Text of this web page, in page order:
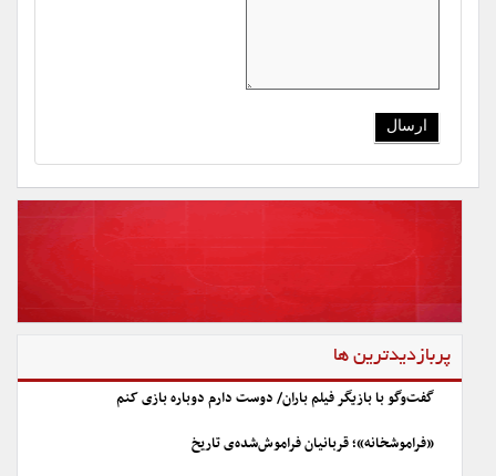
پربازدیدترین ها
گفت‌وگو با بازیگر فیلم باران/ دوست دارم دوباره بازی کنم
«فراموشخانه»؛ قربانیان فراموش‌شده‌ی تاریخ